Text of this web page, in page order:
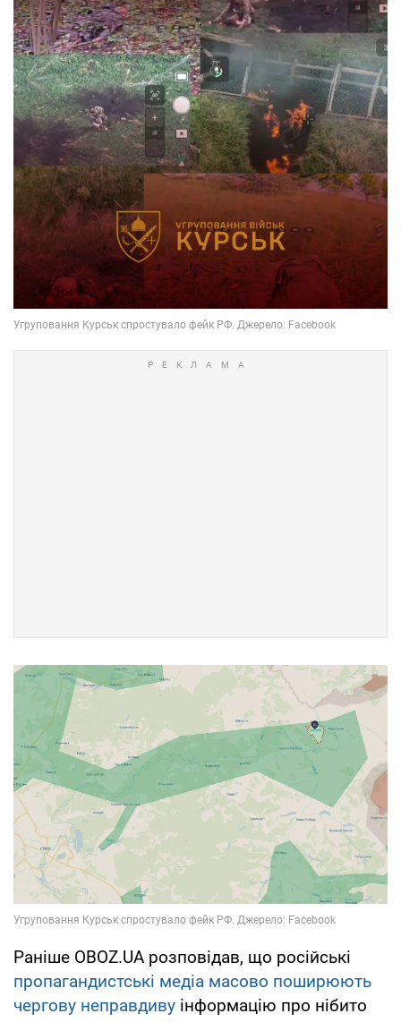
Раніше OBOZ.UA розповідав, що російські
пропагандистські медіа масово поширюють
чергову неправдиву інформацію про нібито